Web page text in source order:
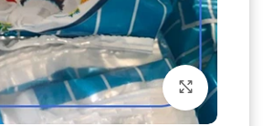
بزرگنمایی تصویر